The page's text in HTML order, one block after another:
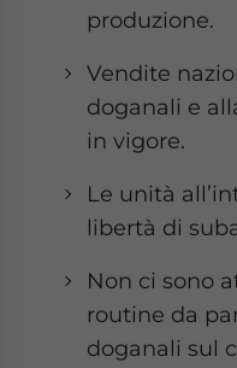
produzione.
Vendite
doganali e
in vigore.
Le unità
libertà di
Non ci sono
routine da
doganali sul